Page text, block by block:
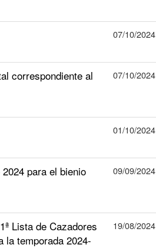
07/10/2024
correspondiente al
07/10/2024
01/10/2024
para el bienio
09/09/2024
Lista de Cazadores
la temporada 2024-
19/08/2024